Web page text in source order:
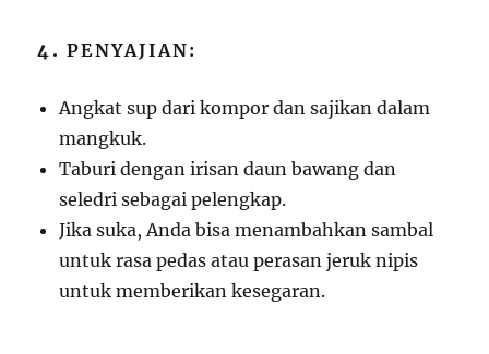
4.PENYAJIAN:
Angkat sup dari kompor dan sajikan dalam
mangkuk.
Taburi dengan irisan daun bawang dan
seledri sebagai pelengkap.
Jika suka, Anda bisa menambahkan sambal
untuk rasa pedas atau perasan jeruk nipis
untuk memberikan kesegaran.